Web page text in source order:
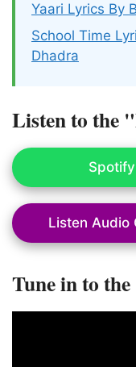
Yaari Lyrics By
School Time
Dhadra
Listen to the
Spotify
Listen Audio
Tune in to the